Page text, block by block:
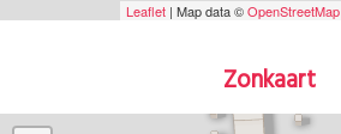
Leaflet | Map data ©OpenStreetMap
Zonkaart